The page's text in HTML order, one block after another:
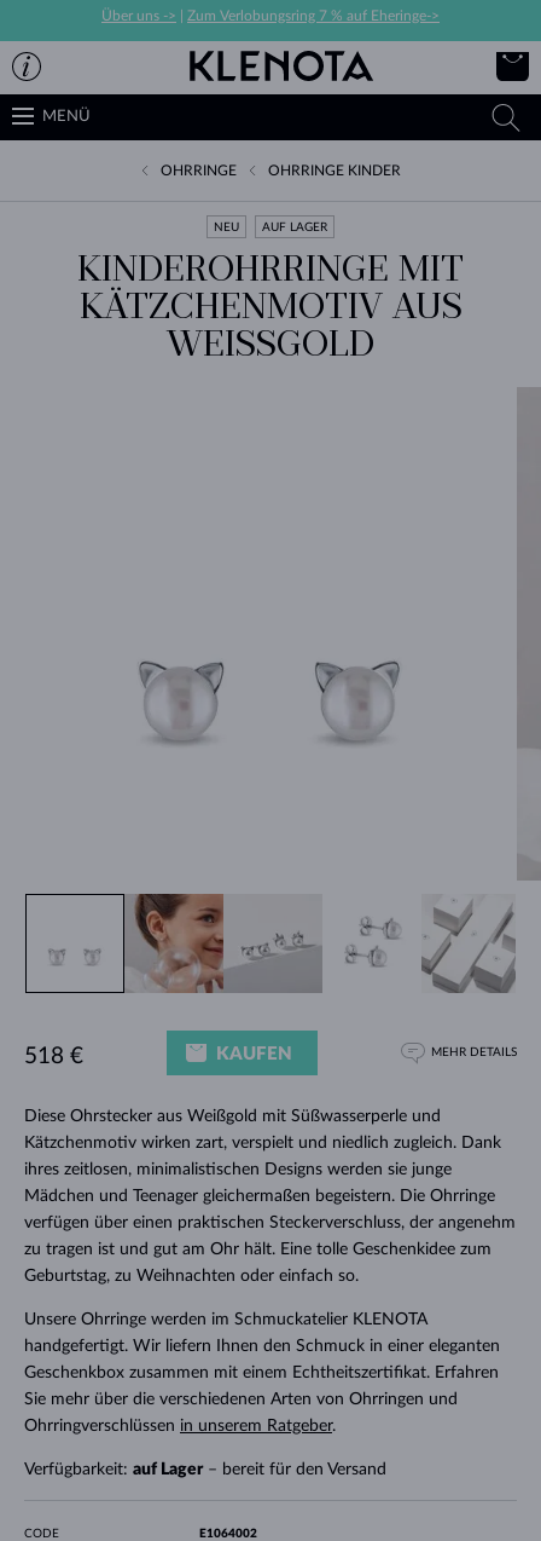
Über uns -> Zum Verlobungsring 7 % auf Eheringe->
MENÜ
OHRRINGE OHRRINGE KINDER
NEU AUF LAGER
KINDEROHRRINGE MIT
KÄTZCHENMOTIV AUS
WEISSGOLD
Diese Ohrstecker aus Weißgold mit Süßwasserperle und
Kätzchenmotiv wirken zart, verspielt und niedlich zugleich. Dank
ihres zeitlosen, minimalistischen Designs werden sie junge
Mädchen und Teenager gleichermaßen begeistern. Die Ohrringe
verfügen über einen praktischen Steckerverschluss, der angenehm
zu tragen ist und gut am Ohr hält. Eine tolle Geschenkidee zum
Geburtstag, zu Weihnachten oder einfach so.
Unsere Ohrringe werden im Schmuckatelier KLENOTA
handgefertigt. Wir liefern Ihnen den Schmuck in einer eleganten
Geschenkbox zusammen mit einem Echtheitszertifikat. Erfahren
Sie mehr über die verschiedenen Arten von Ohrringen und
Ohrringverschlüssen in unserem Ratgeber.
Verfügbarkeit: auf Lager– bereit für den Versand
518 € KAUFEN MEHR DETAILS
CODE E1064002